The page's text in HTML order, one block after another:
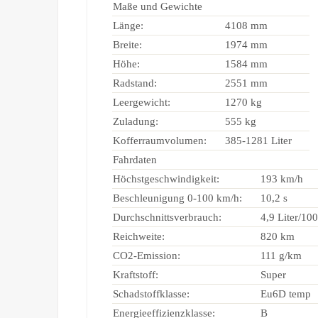
Maße und Gewichte
Länge:
4108 mm
Breite:
1974 mm
Höhe:
1584 mm
Radstand:
2551 mm
Leergewicht:
1270 kg
Zuladung:
555 kg
Kofferraumvolumen:
385-1281 Liter
Fahrdaten
Höchstgeschwindigkeit:
193 km/h
Beschleunigung 0-100 km/h:
10,2 s
Durchschnittsverbrauch:
4,9 Liter/
Reichweite:
820 km
CO2-Emission:
111 g/km
Kraftstoff:
Super
Schadstoffklasse:
Eu6D temp
Energieeffizienzklasse:
B